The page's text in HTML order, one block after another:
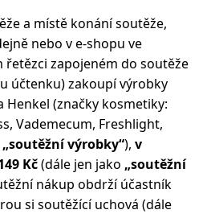
a místě konání soutěže,
nebo v e-shopu ve
zapojeném do soutěže
účtenku) zakoupí výrobky
Henkel (značky kosmetiky:
Vademecum, Freshlight,
„soutěžní výrobky“),v
Kč(dále jen jako „soutěžní
nákup obdrží účastník
si soutěžící uchová (dále